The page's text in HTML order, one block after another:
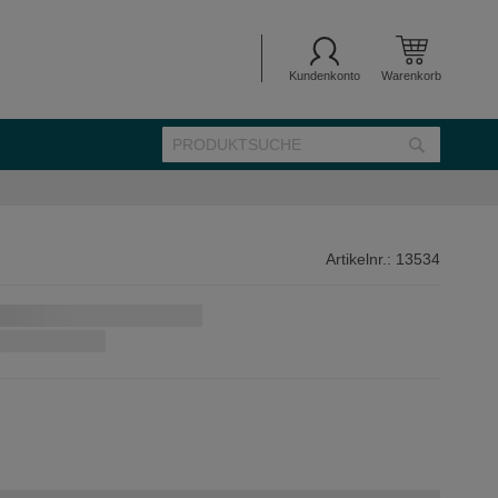
Kundenkonto Warenkorb
Suche
SUCHE
Artikelnr.: 13534